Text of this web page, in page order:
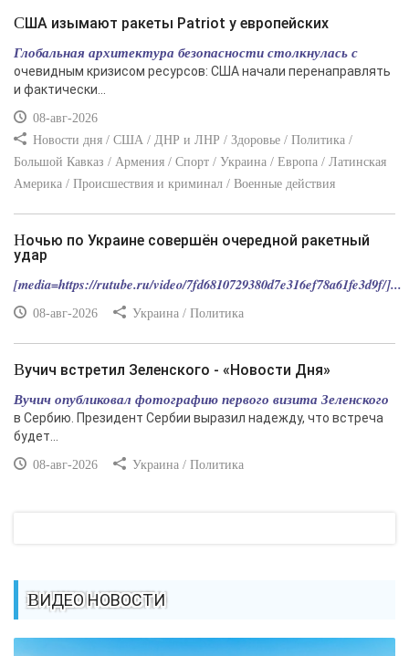
США изымают ракеты Patriot у европейских
Глобальная архитектура безопасности столкнулась с
очевидным кризисом ресурсов: США начали перенаправлять
и фактически...
08-авг-2026
Новости дня / США / ДНР и ЛНР / Здоровье / Политика /
Большой Кавказ / Армения / Спорт / Украина / Европа / Латинская
Америка / Происшествия и криминал / Военные действия
Ночью по Украине совершён очередной ракетный
удар
[media=https://rutube.ru/video/7fd6810729380d7e316ef78a61fe3d9f/]...
08-авг-2026 Украина / Политика
Вучич встретил Зеленского - «Новости Дня»
Вучич опубликовал фотографию первого визита Зеленского
в Сербию. Президент Сербии выразил надежду, что встреча
будет...
08-авг-2026 Украина / Политика
ВИДЕО НОВОСТИ